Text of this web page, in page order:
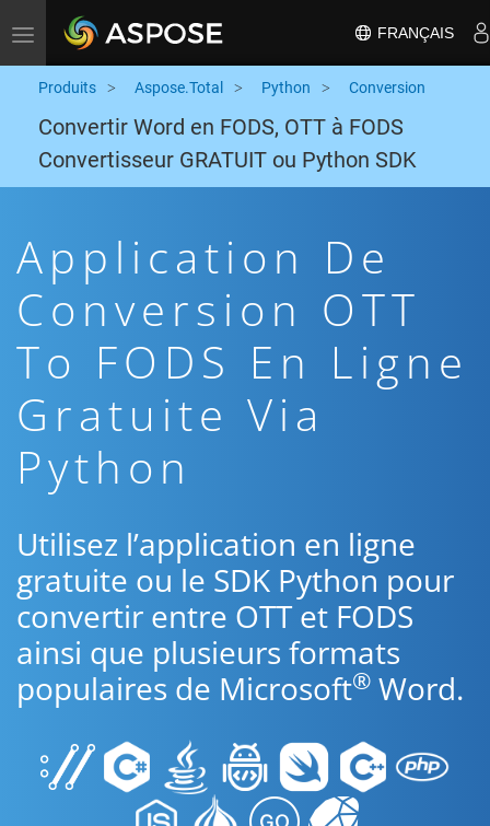
Toggle navigation FRANÇAIS
Produits Aspose.Total Python Conversion
Convertir Word en FODS, OTT à FODS
Convertisseur GRATUIT ou Python SDK
Application De
Conversion OTT
To FODS En Ligne
Gratuite Via
Python
Utilisez l’application en ligne
gratuite ou le SDK Python pour
convertir entre OTT et FODS
ainsi que plusieurs formats
populaires de Microsoft® Word.